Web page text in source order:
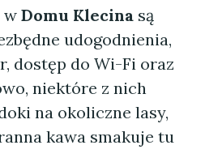
w Domu Klecina są
udogodnienia,
dostęp do Wi-Fi oraz
niektóre z nich
na okoliczne lasy,
kawa smakuje tu